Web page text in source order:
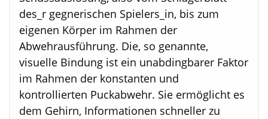
des_r gegnerischen Spielers_in, bis zum
eigenen Körper im Rahmen der
Abwehrausführung. Die, so genannte,
visuelle Bindung ist ein unabdingbarer Faktor
im Rahmen der konstanten und
kontrollierten Puckabwehr. Sie ermöglicht es
dem Gehirn, Informationen schneller zu